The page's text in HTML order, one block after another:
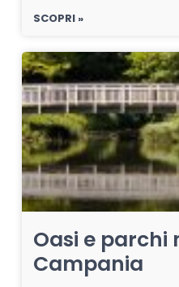
SCOPRI »
Oasi e parchi
Campania